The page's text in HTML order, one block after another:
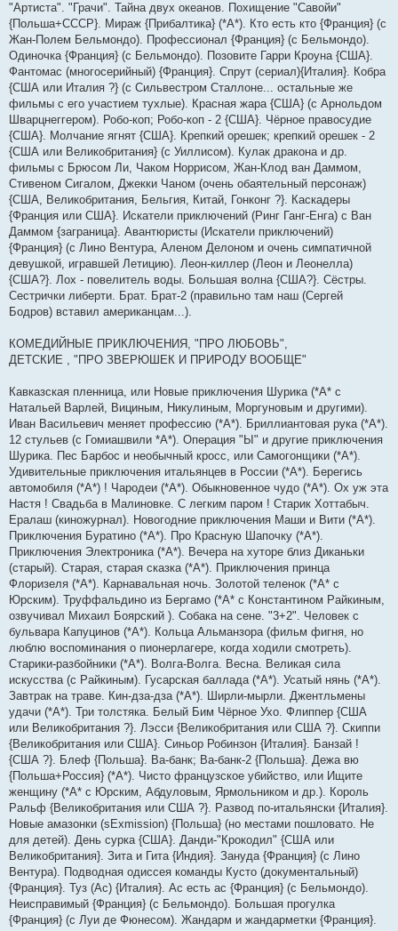
"Артиста". "Грачи". Тайна двух океанов. Похищение "Савойи"
{Польша+СССР}. Мираж {Прибалтика} (*А*). Кто есть кто {Франция} (с
Жан-Полем Бельмондо). Профессионал {Франция} (с Бельмондо).
Одиночка {Франция} (с Бельмондо). Позовите Гарри Кроуна {США}.
Фантомас (многосерийный) {Франция}. Спрут (сериал){Италия}. Кобра
{США или Италия ?} (с Сильвестром Сталлоне... остальные же
фильмы с его участием тухлые). Красная жара {США} (с Арнольдом
Шварцнеггером). Робо-коп; Робо-коп - 2 {США}. Чёрное правосудие
{США}. Молчание ягнят {США}. Крепкий орешек; крепкий орешек - 2
{США или Великобритания} (с Уиллисом). Кулак дракона и др.
фильмы с Брюсом Ли, Чаком Норрисом, Жан-Клод ван Даммом,
Стивеном Сигалом, Джекки Чаном (очень обаятельный персонаж)
{США, Великобритания, Бельгия, Китай, Гонконг ?}. Каскадеры
{Франция или США}. Искатели приключений (Ринг Ганг-Енга) с Ван
Даммом {заграница}. Авантюристы (Искатели приключений)
{Франция} (с Лино Вентура, Аленом Делоном и очень симпатичной
девушкой, игравшей Летицию). Леон-киллер (Леон и Леонелла)
{США?}. Лох - повелитель воды. Большая волна {США?}. Сёстры.
Сестрички либерти. Брат. Брат-2 (правильно там наш (Сергей
Бодров) вставил американцам...).
КОМЕДИЙНЫЕ ПРИКЛЮЧЕНИЯ, "ПРО ЛЮБОВЬ",
ДЕТСКИЕ , "ПРО ЗВЕРЮШЕК И ПРИРОДУ ВООБЩЕ"
Кавказская пленница, или Новые приключения Шурика (*А* с
Натальей Варлей, Вициным, Никулиным, Моргуновым и другими).
Иван Васильевич меняет профессию (*А*). Бриллиантовая рука (*A*).
12 стульев (с Гомиашвили *А*). Операция "Ы" и другие приключения
Шурика. Пес Барбос и необычный кросс, или Самогонщики (*А*).
Удивительные приключения итальянцев в России (*А*). Берегись
автомобиля (*А*) ! Чародеи (*А*). Обыкновенное чудо (*А*). Ох уж эта
Настя ! Свадьба в Малиновке. С легким паром ! Старик Хоттабыч.
Ералаш (киножурнал). Новогодние приключения Маши и Вити (*А*).
Приключения Буратино (*А*). Про Красную Шапочку (*А*).
Приключения Электроника (*А*). Вечера на хуторе близ Диканьки
(старый). Старая, старая сказка (*А*). Приключения принца
Флоризеля (*А*). Карнавальная ночь. Золотой теленок (*А* с
Юрским). Труффальдино из Бергамо (*А* с Константином Райкиным,
озвучивал Михаил Боярский ). Собака на сене. "3+2". Человек с
бульвара Капуцинов (*А*). Кольца Альманзора (фильм фигня, но
люблю воспоминания о пионерлагере, когда ходили смотреть).
Старики-разбойники (*А*). Волга-Волга. Весна. Великая сила
искусства (с Райкиным). Гусарская баллада (*А*). Усатый нянь (*А*).
Завтрак на траве. Кин-дза-дза (*А*). Ширли-мырли. Джентльмены
удачи (*А*). Три толстяка. Белый Бим Чёрное Ухо. Флиппер {США
или Великобритания ?}. Лэсси {Великобритания или США ?}. Скиппи
{Великобритания или США}. Синьор Робинзон {Италия}. Банзай !
{США ?}. Блеф {Польша}. Ва-банк; Ва-банк-2 {Польша}. Дежа вю
{Польша+Россия} (*А*). Чисто французское убийство, или Ищите
женщину (*А* с Юрским, Абдуловым, Ярмольником и др.). Король
Ральф {Великобритания или США ?}. Развод по-итальянски {Италия}.
Новые амазонки (sExmission) {Польша} (но местами пошловато. Не
для детей). День сурка {США}. Данди-"Крокодил" {США или
Великобритания}. Зита и Гита {Индия}. Зануда {Франция} (с Лино
Вентура). Подводная одиссея команды Кусто (документальный)
{Франция}. Туз (Ас) {Италия}. Ас есть ас {Франция} (с Бельмондо).
Неисправимый {Франция} (c Бельмондо). Большая прогулка
{Франция} (с Луи де Фюнесом). Жандарм и жандарметки {Франция}.